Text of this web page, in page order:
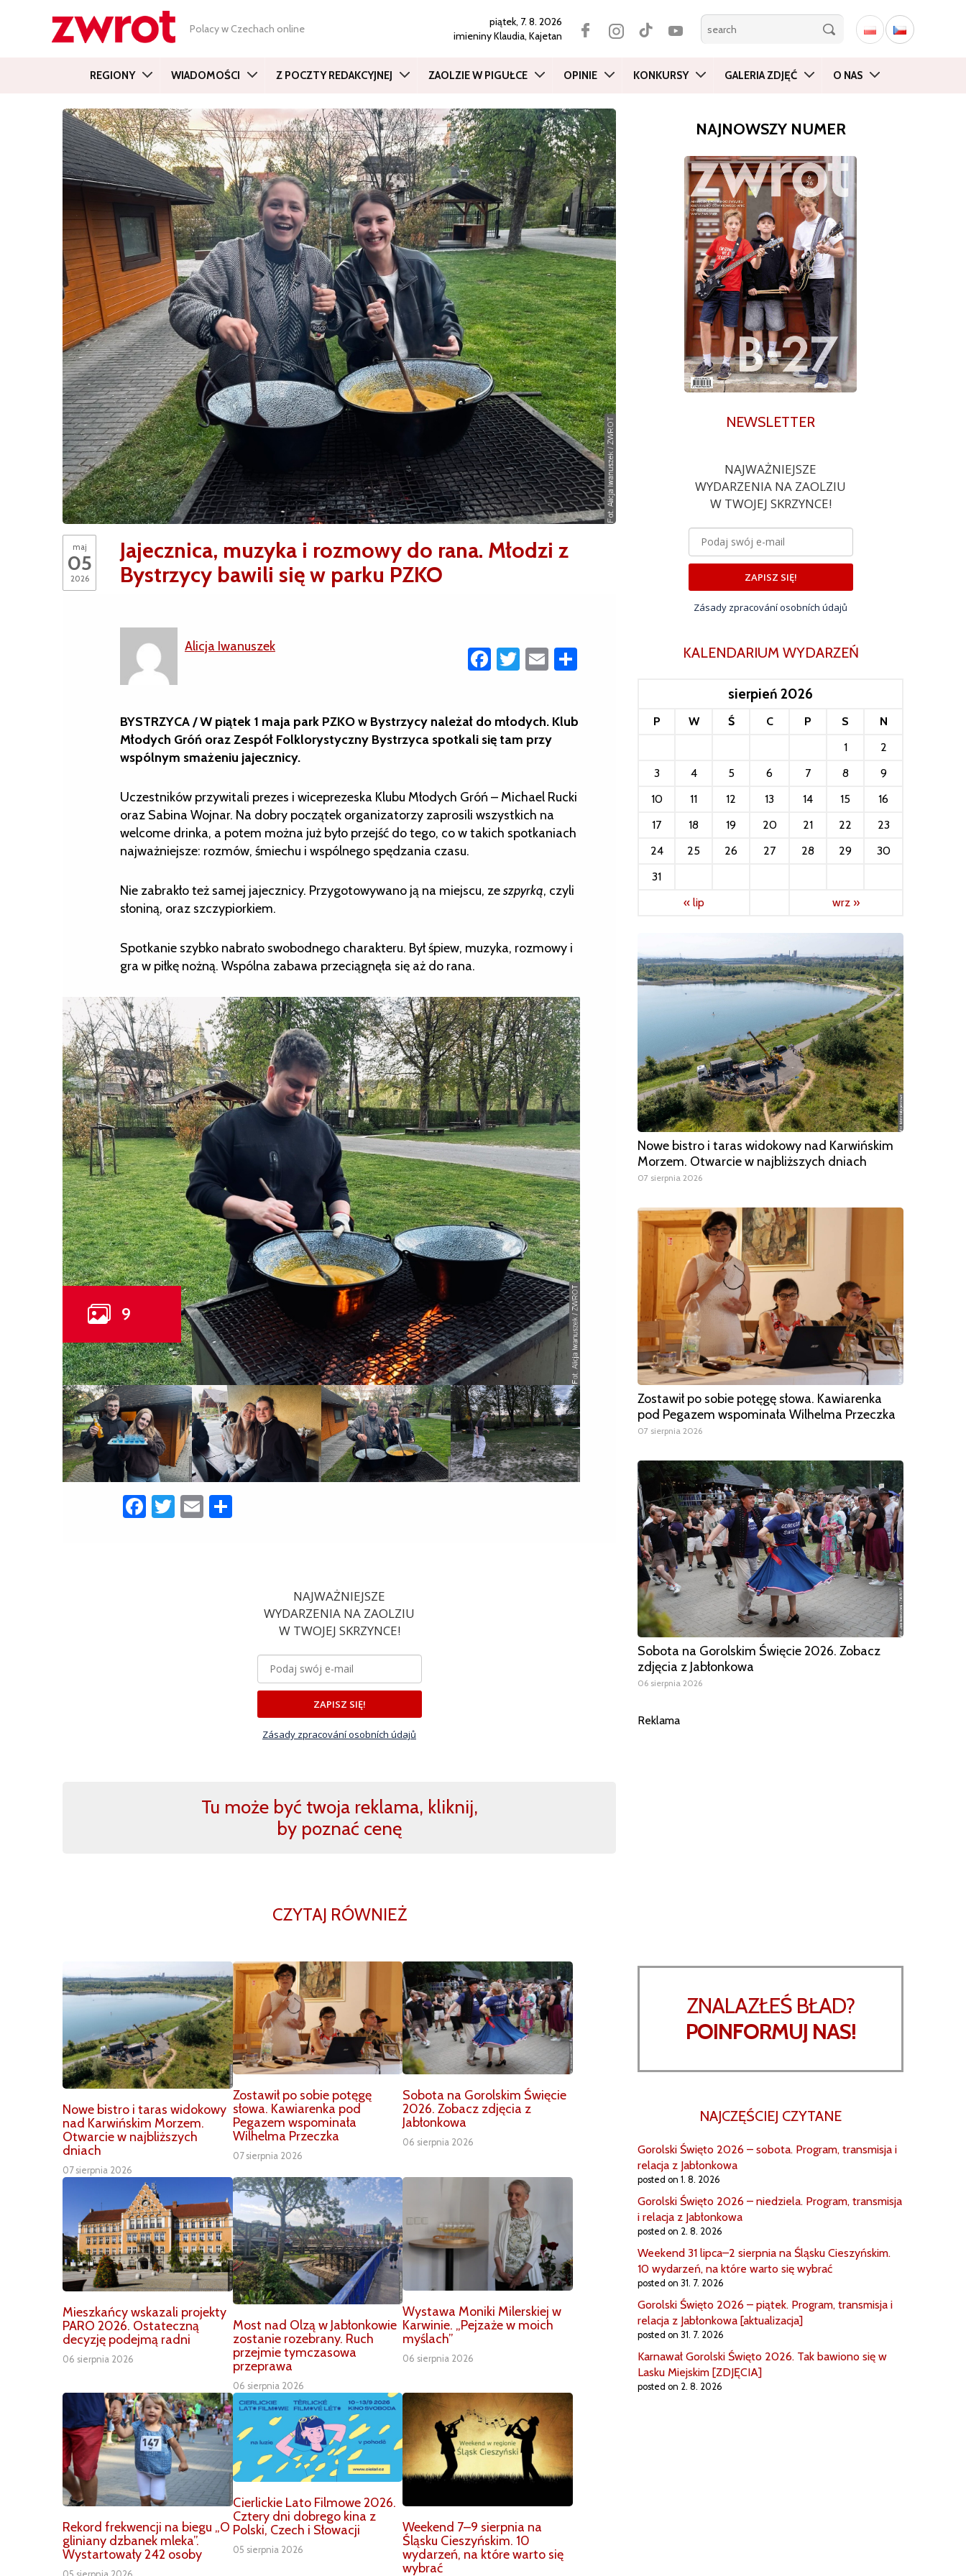
Polacy w Czechach online
piątek, 7. 8. 2026
imieninyKlaudia, Kajetan
REGIONY WIADOMOŚCI Z POCZTY REDAKCYJNEJ ZAOLZIE W PIGUŁCE OPINIE KONKURSY GALERIA ZDJĘĆ O NAS
maj
05
2026
Jajecznica, muzyka i rozmowy do rana. Młodzi z
Bystrzycy bawili się w parku PZKO
Alicja Iwanuszek Facebook
Twitter
Email
BYSTRZYCA / W piątek 1 maja park PZKO w Bystrzycy należał do młodych. Klub
Młodych Gróń oraz Zespół Folklorystyczny Bystrzyca spotkali się tam przy
wspólnym smażeniu jajecznicy.
Uczestników przywitali prezes i wiceprezeska Klubu Młodych Gróń – Michael Rucki
oraz Sabina Wojnar. Na dobry początek organizatorzy zaprosili wszystkich na
welcome drinka, a potem można już było przejść do tego, co w takich spotkaniach
najważniejsze: rozmów, śmiechu i wspólnego spędzania czasu.
Nie zabrakło też samej jajecznicy. Przygotowywano ją na miejscu, zeszpyrką, czyli
słoniną, oraz szczypiorkiem.
Spotkanie szybko nabrało swobodnego charakteru. Był śpiew, muzyka, rozmowy i
gra w piłkę nożną. Wspólna zabawa przeciągnęła się aż do rana.
Facebook
Twitter
Email
NAJWAŻNIEJSZE
WYDARZENIA NA ZAOLZIU
W TWOJEJ SKRZYNCE!
ZAPISZ SIĘ!
Zásady zpracování osobních údajů
Tu może być twoja reklama, kliknij,
by poznać cenę
CZYTAJ RÓWNIEŻ
Nowe bistro i taras widokowy
nad Karwińskim Morzem.
Otwarcie w najbliższych
dniach
07 sierpnia 2026
Zostawił po sobie potęgę
słowa. Kawiarenka pod
Pegazem wspominała
Wilhelma Przeczka
07 sierpnia 2026
Sobota na Gorolskim Święcie
2026. Zobacz zdjęcia z
Jabłonkowa
06 sierpnia 2026
Mieszkańcy wskazali projekty
PARO 2026. Ostateczną
decyzję podejmą radni
06 sierpnia 2026
Most nad Olzą w Jabłonkowie
zostanie rozebrany. Ruch
przejmie tymczasowa
przeprawa
06 sierpnia 2026
Wystawa Moniki Milerskiej w
Karwinie. „Pejzaże w moich
myślach”
06 sierpnia 2026
Rekord frekwencji na biegu „O
gliniany dzbanek mleka”.
Wystartowały 242 osoby
Cierlickie Lato Filmowe 2026.
Cztery dni dobrego kina z
Polski, Czech i Słowacji
05 sierpnia 2026
Weekend 7–9 sierpnia na
Śląsku Cieszyńskim. 10
wydarzeń, na które warto się
wybrać
NAJNOWSZY NUMER
NEWSLETTER
NAJWAŻNIEJSZE
WYDARZENIA NA ZAOLZIU
W TWOJEJ SKRZYNCE!
ZAPISZ SIĘ!
Zásady zpracování osobních údajů
KALENDARIUM WYDARZEŃ
sierpień 2026
P W Ś C P S
N
1
2
3
4 5 6 7 8
9
10
11 12 13 14 15
16
17
18 19 20 21 22
23
24
25 26 27 28 29
30
31
« lip
wrz »
Nowe bistro i taras widokowy nad Karwińskim
Morzem. Otwarcie w najbliższych dniach
07 sierpnia 2026
Zostawił po sobie potęgę słowa. Kawiarenka
pod Pegazem wspominała Wilhelma Przeczka
07 sierpnia 2026
Sobota na Gorolskim Święcie 2026. Zobacz
zdjęcia z Jabłonkowa
06 sierpnia 2026
Reklama
ZNALAZŁEŚ BŁAD?
POINFORMUJ NAS!
NAJCZĘŚCIEJ CZYTANE
Gorolski Święto 2026 – sobota. Program, transmisja i
relacja z Jabłonkowa
posted on 1. 8. 2026
Gorolski Święto 2026 – niedziela. Program, transmisja
i relacja z Jabłonkowa
posted on 2. 8. 2026
Weekend 31 lipca–2 sierpnia na Śląsku Cieszyńskim.
10 wydarzeń, na które warto się wybrać
posted on 31. 7. 2026
Gorolski Święto 2026 – piątek. Program, transmisja i
relacja z Jabłonkowa [aktualizacja]
posted on 31. 7. 2026
Karnawał Gorolski Święto 2026. Tak bawiono się w
Lasku Miejskim [ZDJĘCIA]
posted on 2. 8. 2026